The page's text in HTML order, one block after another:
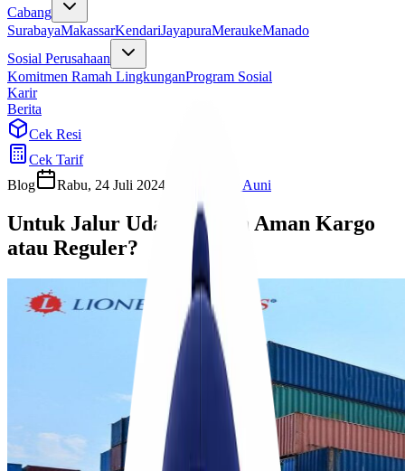
Cabang
SurabayaMakassarKendariJayapuraMeraukeManado
Sosial Perusahaan
Komitmen Ramah LingkunganProgram Sosial
Karir
Berita
Cek Resi
Cek Tarif
Blog
Rabu, 24 Juli 2024 Habibah Auni
Untuk Jalur Udara, Lebih Aman Kargo
atau Reguler?